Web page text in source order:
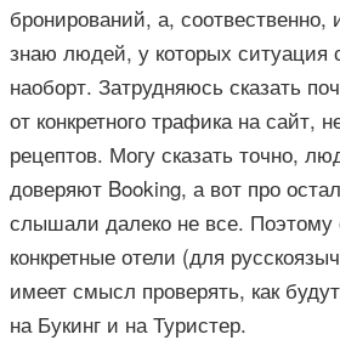
бронирований, а, соотвественно,
знаю людей, у которых ситуация
наоборт. Затрудняюсь сказать
от конкретного трафика на сайт,
рецептов. Могу сказать точно,
доверяют Booking, а вот про
слышали далеко не все.
конкретные отели (для
имеет смысл проверять, как
на Букинг и на Туристер.